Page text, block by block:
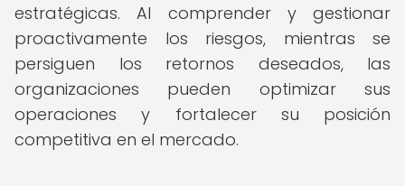
estratégicas. Al comprender y gestionar
proactivamente los riesgos, mientras se
persiguen los retornos deseados, las
organizaciones pueden optimizar sus
operaciones y fortalecer su posición
competitiva en el mercado.